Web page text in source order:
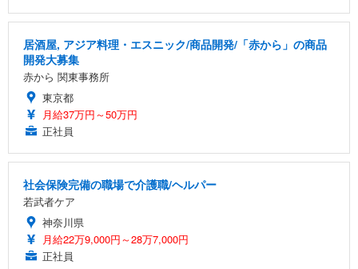
居酒屋, アジア料理・エスニック/商品開発/「赤から」の商品
開発大募集
赤から 関東事務所
東京都
月給37万円～50万円
正社員
社会保険完備の職場で介護職/ヘルパー
若武者ケア
神奈川県
月給22万9,000円～28万7,000円
正社員